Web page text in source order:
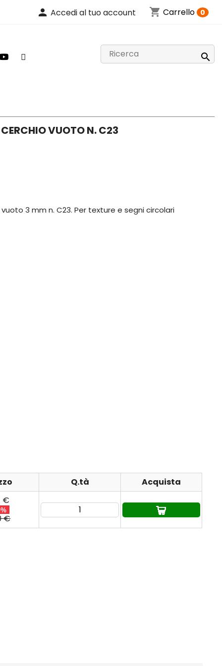
person Accedi al tuo account shopping_cart Carrello 0

VUOTO N. C23
3 mm n. C23. Per texture e segni circolari
Q.tà
Acquista
€
€